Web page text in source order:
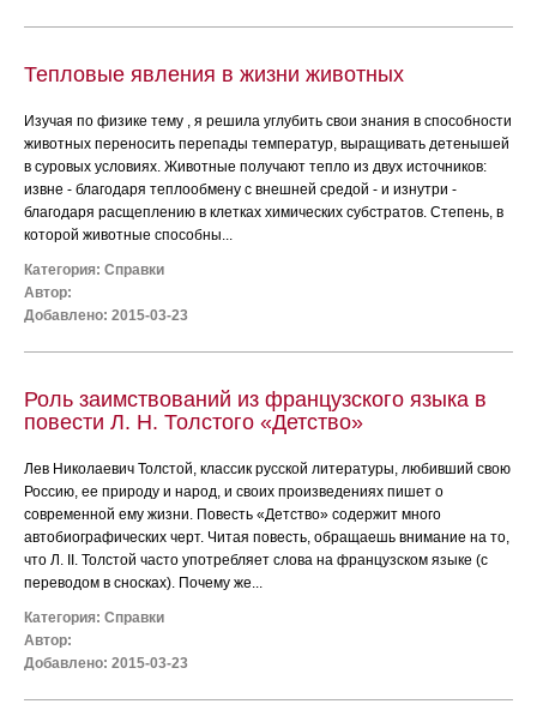
Тепловые явления в жизни животных
Изучая по физике тему , я решила углубить свои знания в способности
животных переносить перепады температур, выращивать детенышей
в суровых условиях. Животные получают тепло из двух источников:
извне - благодаря теплообмену с внешней средой - и изнутри -
благодаря расщеплению в клетках химических субстратов. Степень, в
которой животные способны...
Категория: Справки
Автор:
Добавлено: 2015-03-23
Роль заимствований из французского языка в
повести Л. Н. Толстого «Детство»
Лев Николаевич Толстой, классик русской литературы, любивший свою
Россию, ее природу и народ, и своих произведениях пишет о
современной ему жизни. Повесть «Детство» содержит много
автобиографических черт. Читая повесть, обращаешь внимание на то,
что Л. II. Толстой часто употребляет слова на французском языке (с
переводом в сносках). Почему же...
Категория: Справки
Автор:
Добавлено: 2015-03-23